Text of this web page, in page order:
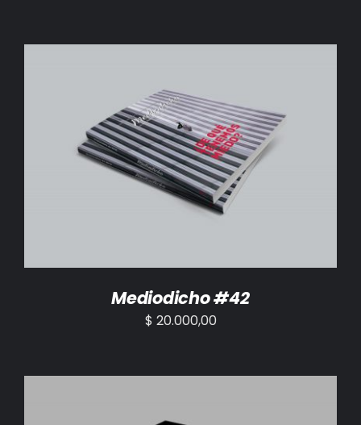
AÑADIR AL CARRITO / DETALLES
Mediodicho #42
$ 20.000,00